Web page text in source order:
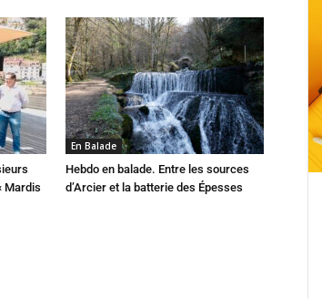
Mardis
En Balade
Hebdo en balade. Entre les sources
d’Arcier et la batterie des Épesses